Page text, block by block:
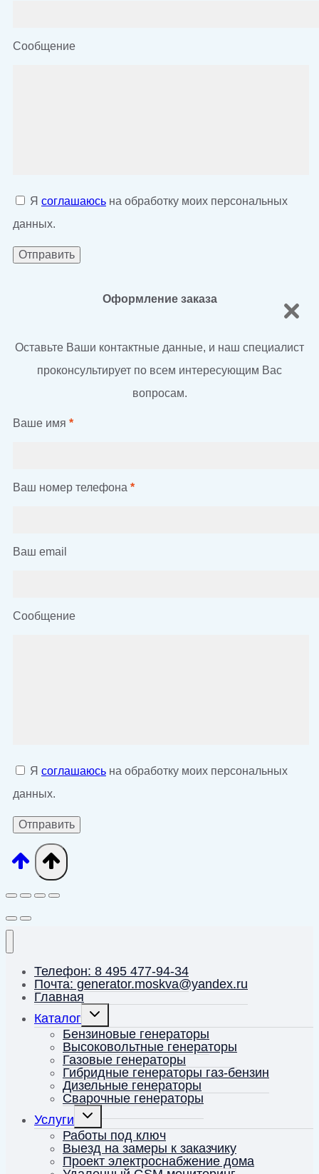
Сообщение
Я соглашаюсь на обработку моих персональных
данных.
Оформление заказа
Оставьте Ваши контактные данные, и наш специалист
проконсультирует по всем интересующим Вас
вопросам.
Ваше имя *
Ваш номер телефона *
Ваш email
Сообщение
Я соглашаюсь на обработку моих персональных
данных.
Телефон: 8 495 477-94-34
Почта: generator.moskva@yandex.ru
Главная
Каталог
Переключить
дочернее
меню
Бензиновые генераторы
Высоковольтные генераторы
Газовые генераторы
Гибридные генераторы газ-бензин
Дизельные генераторы
Сварочные генераторы
Услуги
Переключить
дочернее
меню
Работы под ключ
Выезд на замеры к заказчику
Проект электроснабжение дома